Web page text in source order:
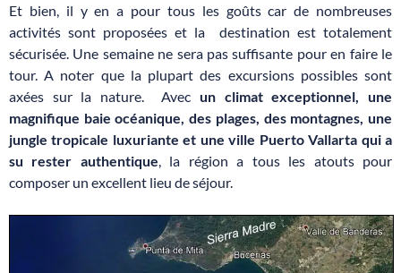
Et bien, il y en a pour tous les goûts car de nombreuses
activités sont proposées et la destination est totalement
sécurisée. Une semaine ne sera pas suffisante pour en faire le
tour. A noter que la plupart des excursions possibles sont
axées sur la nature. Avec un climat exceptionnel, une
magnifique baie océanique, des plages, des montagnes, une
jungle tropicale luxuriante et une ville Puerto Vallarta qui a
su rester authentique, la région a tous les atouts pour
composer un excellent lieu de séjour.